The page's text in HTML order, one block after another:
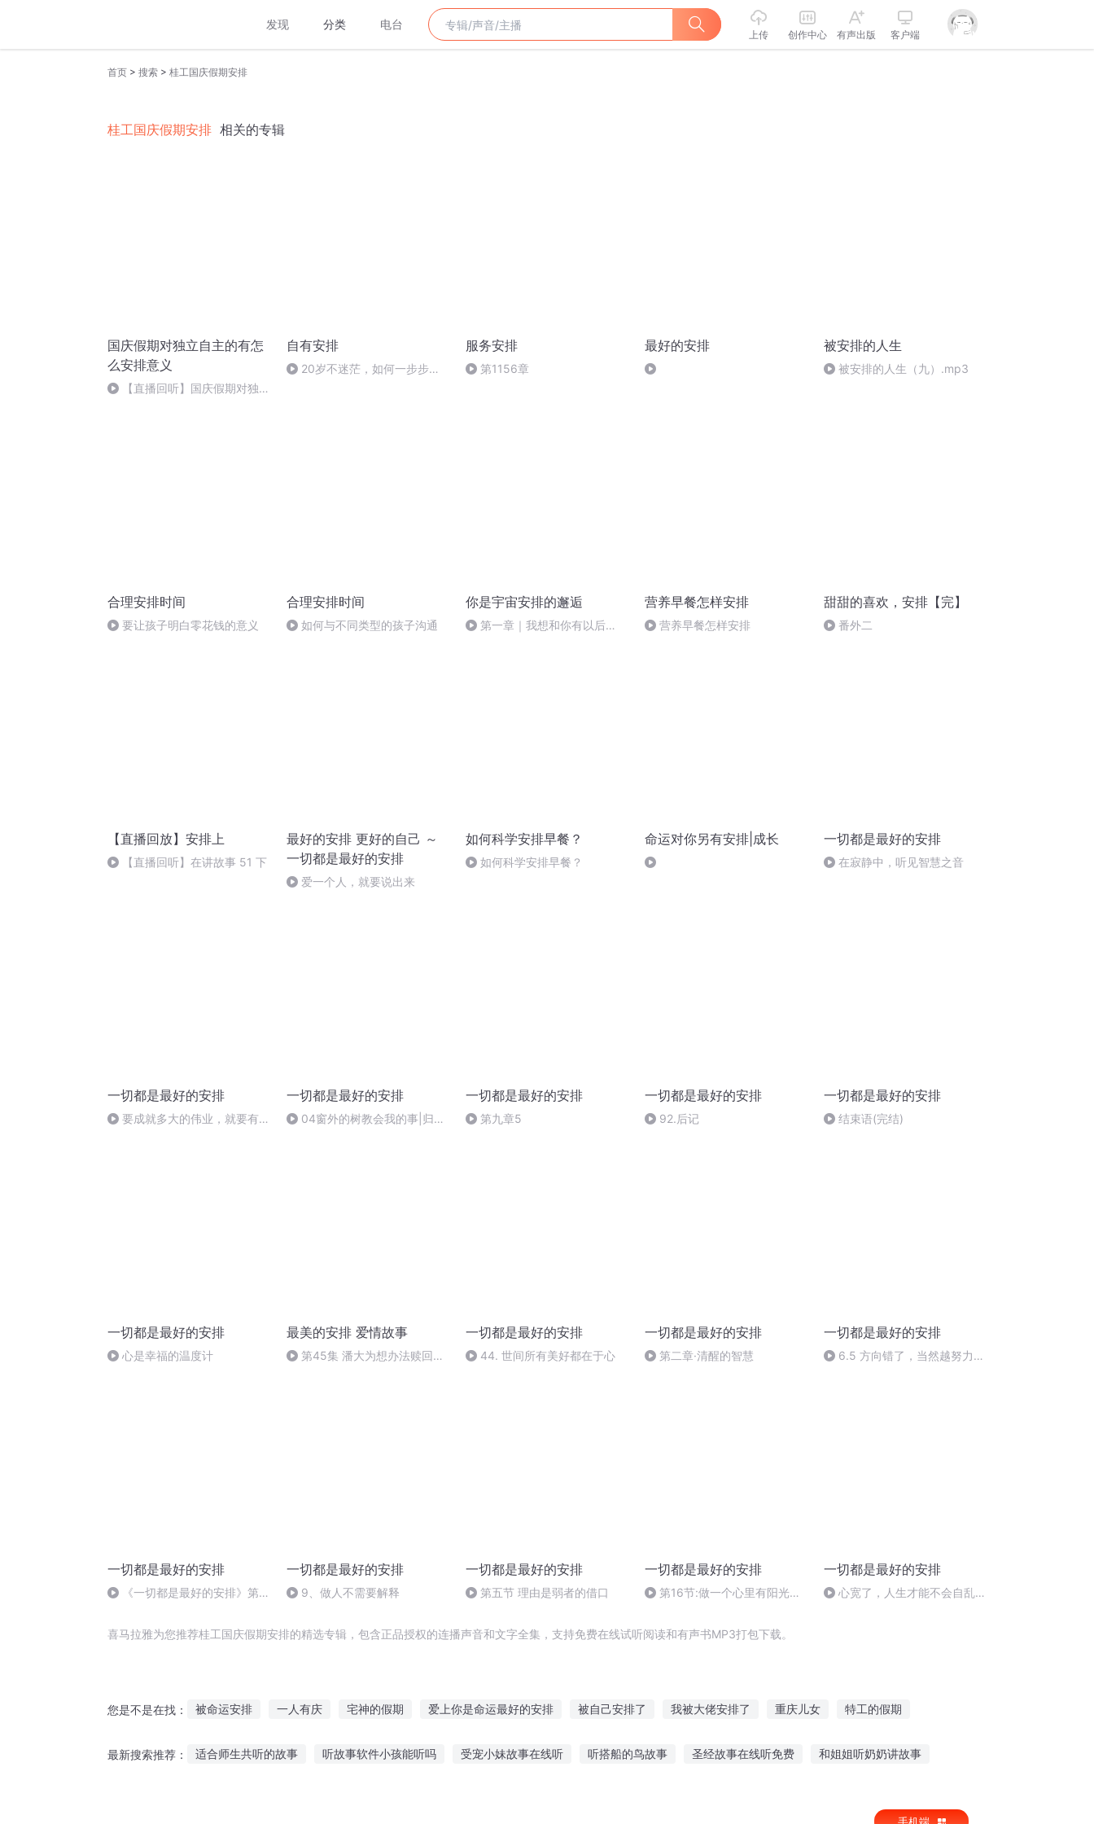
发现 分类 电台
上传 创作中心 有声出版 客户端
首页 > 搜索 > 桂工国庆假期安排
桂工国庆假期安排 相关的专辑
国庆假期对独立自主的有怎
么安排意义
【直播回听】国庆假期对独立
自有安排
20岁不迷茫，如何一步步找
服务安排
第1156章
最好的安排 被安排的人生
被安排的人生（九）.mp3
合理安排时间
要让孩子明白零花钱的意义
合理安排时间
如何与不同类型的孩子沟通
你是宇宙安排的邂逅
第一章｜我想和你有以后
营养早餐怎样安排
营养早餐怎样安排
甜甜的喜欢，安排【完】
番外二
【直播回放】安排上
【直播回听】在讲故事 51 下
最好的安排 更好的自己 ～
一切都是最好的安排
爱一个人，就要说出来
如何科学安排早餐？
如何科学安排早餐？
命运对你另有安排|成长 一切都是最好的安排
在寂静中，听见智慧之音
一切都是最好的安排
要成就多大的伟业，就要有与
一切都是最好的安排
04窗外的树教会我的事|归
一切都是最好的安排
第九章5
一切都是最好的安排
92.后记
一切都是最好的安排
结束语(完结)
一切都是最好的安排
心是幸福的温度计
最美的安排 爱情故事
第45集 潘大为想办法赎回房
一切都是最好的安排
44. 世间所有美好都在于心
一切都是最好的安排
第二章·清醒的智慧
一切都是最好的安排
6.5 方向错了，当然越努力越
一切都是最好的安排
《一切都是最好的安排》第9
一切都是最好的安排
9、做人不需要解释
一切都是最好的安排
第五节 理由是弱者的借口
一切都是最好的安排
第16节:做一个心里有阳光的
一切都是最好的安排
心宽了，人生才能不会自乱方
喜马拉雅为您推荐桂工国庆假期安排的精选专辑，包含正品授权的连播声音和文字全集，支持免费在线试听阅读和有声书MP3打包下载。
您是不是在找： 被命运安排 一人有庆 宅神的假期 爱上你是命运最好的安排 被自己安排了 我被大佬安排了 重庆儿女 特工的假期
最新搜索推荐： 适合师生共听的故事 听故事软件小孩能听吗 受宠小妹故事在线听 听搭船的鸟故事 圣经故事在线听免费 和姐姐听奶奶讲故事